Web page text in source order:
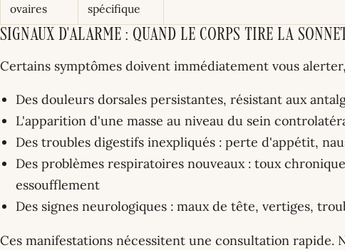
ovaires
spécifique
Signaux d'alarme : quand le corps tire la
Certains symptômes doivent immédiatement vous
Des douleurs dorsales persistantes, résistant aux
L'apparition d'une masse au niveau du sein
Des troubles digestifs inexpliqués : perte d'appétit,
Des problèmes respiratoires nouveaux : toux
essoufflement
Des signes neurologiques : maux de tête, vertiges,
Ces manifestations nécessitent une consultation rapide.